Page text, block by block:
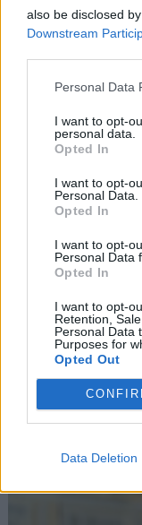
also be disclosed
Downstream
Personal Data
I want to opt-
personal data.
Opted In
I want to opt-
Personal Data.
Opted In
I want to opt-
Personal Data
Opted In
I want to opt-
Retention,
Personal Data
Purposes for
Opted Out
Data Deletion
Najnowsze
07 sierpnia 2026 | 18:10
Od 10 sierpnia
Kard. Parolin: pokój
Diecezja radomska:
Leon XIV spotka się
Kościele
Popularne